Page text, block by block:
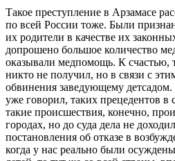
Такое преступление в Арзамасе
по всей России тоже. Были
их родители в качестве их
допрошено большое количество
оказывали медпомощь. К счастью,
никто не получил, но в связи с
обвинения заведующему
уже говорил, таких прецедентов в
такие происшествия, конечно,
городах, но до суда дела не
постановления об отказе в
когда у нас реально были